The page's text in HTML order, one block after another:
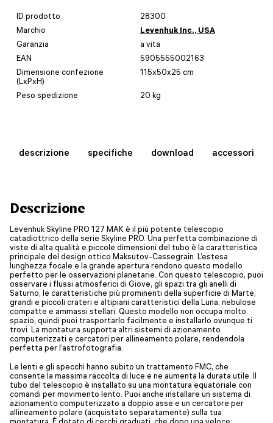
ID prodotto
28300
Marchio
Levenhuk Inc., USA
Garanzia
a vita
EAN
5905555002163
Dimensione confezione
(LxPxH)
115x50x25 cm
Peso spedizione 20 kg
descrizione specifiche download accessori
Descrizione
Levenhuk Skyline PRO 127 MAK è il più potente telescopio
catadiottrico della serie Skyline PRO. Una perfetta combinazione di
viste di alta qualità e piccole dimensioni del tubo è la caratteristica
principale del design ottico Maksutov-Cassegrain. L’estesa
lunghezza focale e la grande apertura rendono questo modello
perfetto per le osservazioni planetarie. Con questo telescopio, puoi
osservare i flussi atmosferici di Giove, gli spazi tra gli anelli di
Saturno, le caratteristiche più prominenti della superficie di Marte,
grandi e piccoli crateri e altipiani caratteristici della Luna, nebulose
compatte e ammassi stellari. Questo modello non occupa molto
spazio, quindi puoi trasportarlo facilmente e installarlo ovunque ti
trovi. La montatura supporta altri sistemi di azionamento
computerizzati e cercatori per allineamento polare, rendendola
perfetta per l’astrofotografia.
Le lenti e gli specchi hanno subito un trattamento FMC, che
consente la massima raccolta di luce e ne aumenta la durata utile. Il
tubo del telescopio è installato su una montatura equatoriale con
comandi per movimento lento. Puoi anche installare un sistema di
azionamento computerizzato a doppio asse e un cercatore per
allineamento polare (acquistato separatamente) sulla tua
montatura. È dotato di cerchi graduati, che dopo una veloce